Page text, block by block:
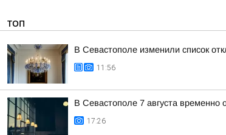
ТОП
В Севастополе изменили список
11:56
В Севастополе 7 августа временно
17:26